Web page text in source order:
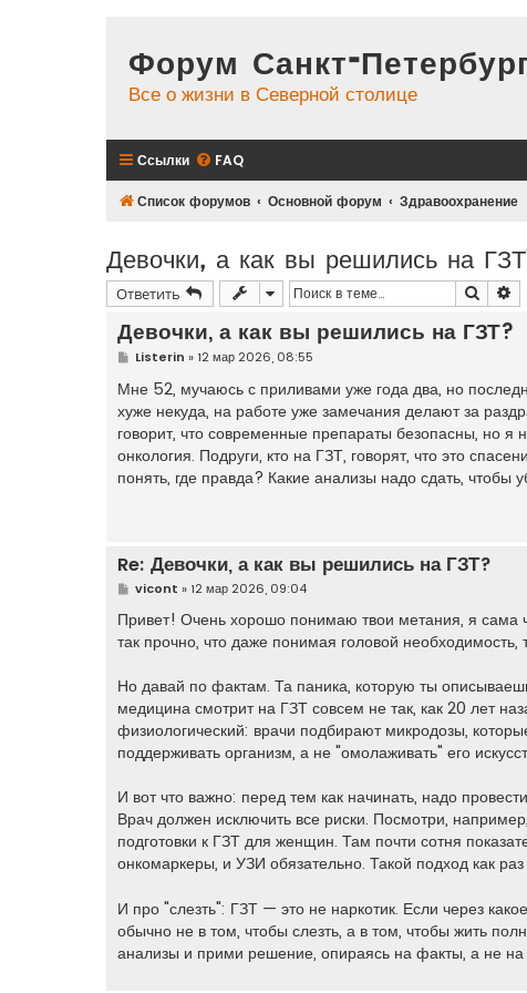
Форум Санкт-
Все о жизни в Северной столице
Ссылки FAQ
Список форумов Основной форум Здравоохранение
Девочки, а как вы решились на
Ответить Поиск
Девочки, а как вы решились на ГЗТ?
С
о
б
щ
е
н
и
е
Listerin » 12 мар 2026, 08:55
Мне 52, мучаюсь с приливами уже года два, но
хуже некуда, на работе уже замечания делают за
говорит, что современные препараты безопасны, но
онкология. Подруги, кто на ГЗТ, говорят, что это
понять, где правда? Какие анализы надо сдать,
Re: Девочки, а как вы решились на ГЗТ?
С
о
б
щ
и
е
vicont » 12 мар 2026, 09:04
Привет! Очень хорошо понимаю твои метания, я сама
так прочно, что даже понимая головой необходимость,
Но давай по фактам. Та паника, которую ты
медицина смотрит на ГЗТ совсем не так, как 20 лет
физиологический: врачи подбирают микродозы,
поддерживать организм, а не "омолаживать" его
И вот что важно: перед тем как начинать, надо
Врач должен исключить все риски. Посмотри,
подготовки к ГЗТ для женщин. Там почти сотня
онкомаркеры, и УЗИ обязательно. Такой подход как
И про "слезть": ГЗТ — это не наркотик. Если через
обычно не в том, чтобы слезть, а в том, чтобы жить
анализы и прими решение, опираясь на факты, а не на